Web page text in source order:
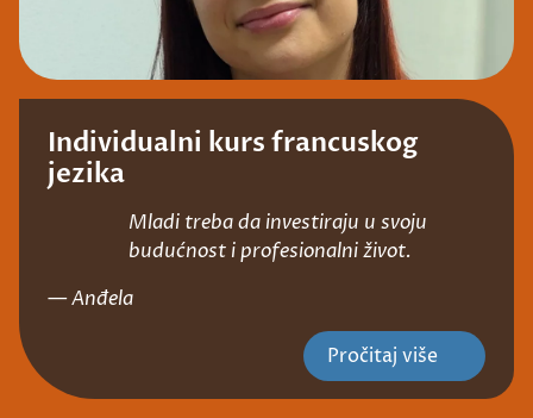
Individualni kurs francuskog
jezika
Mladi treba da investiraju u svoju
budućnost i profesionalni život.
— Anđela
Pročitaj više